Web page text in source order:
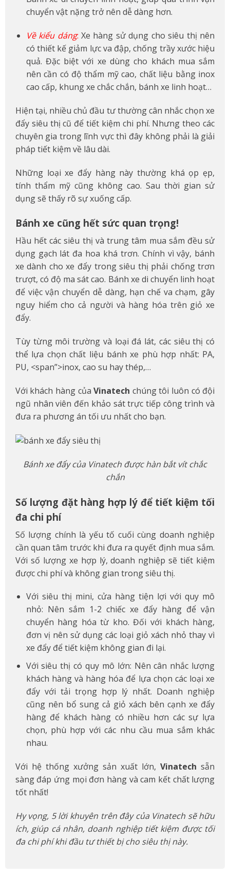
chuyển vật nặng trở nên dễ dàng hơn.
Về kiểu dáng: Xe hàng sử dụng cho siêu thị nên
có thiết kế giảm lực va đập, chống trầy xước hiệu
quả. Đặc biệt với xe dùng cho khách mua sắm
nên cần có độ thẩm mỹ cao, chất liệu bằng inox
cao cấp, khung xe chắc chắn, bánh xe linh hoạt…
Hiện tại, nhiều chủ đầu tư thường cân nhắc chọn xe
đẩy siêu thị cũ để tiết kiệm chi phí. Nhưng theo các
chuyên gia trong lĩnh vực thì đây không phải là giải
pháp tiết kiệm về lâu dài.
Những loại xe đẩy hàng này thường khá ọp ẹp,
tính thẩm mỹ cũng không cao. Sau thời gian sử
dụng sẽ thấy rõ sự xuống cấp.
Bánh xe cũng hết sức quan trọng!
Hầu hết các siêu thị và trung tâm mua sắm đều sử
dụng gạch lát đa hoa khá trơn. Chính vì vậy, bánh
xe dành cho xe đẩy trong siêu thị phải chống trơn
trượt, có độ ma sát cao. Bánh xe di chuyển linh hoạt
để việc vận chuyển dễ dàng, hạn chế va chạm, gây
nguy hiểm cho cả người và hàng hóa trên giỏ xe
đẩy.
Tùy từng môi trường và loại đá lát, các siêu thị có
thể lựa chọn chất liệu bánh xe phù hợp nhất: PA,
PU, <span”>inox, cao su hay thép,…
Với khách hàng củaVinatech chúng tôi luôn có đội
ngũ nhân viên đến khảo sát trực tiếp công trình và
đưa ra phương án tối ưu nhất cho bạn.
Bánh xe đẩy của Vinatech được hàn bắt vít chắc
chắn
Số lượng đặt hàng hợp lý để tiết kiệm tối
đa chi phí
Số lượng chính là yếu tố cuối cùng doanh nghiệp
cần quan tâm trước khi đưa ra quyết định mua sắm.
Với số lượng xe hợp lý, doanh nghiệp sẽ tiết kiệm
được chi phí và không gian trong siêu thị.
Với siêu thị mini, cửa hàng tiện lợi với quy mô
nhỏ: Nên sắm 1-2 chiếc xe đẩy hàng để vận
chuyển hàng hóa từ kho. Đối với khách hàng,
đơn vị nên sử dụng các loại giỏ xách nhỏ thay vì
xe đẩy để tiết kiệm không gian đi lại.
Với siêu thị có quy mô lớn: Nên cân nhắc lượng
khách hàng và hàng hóa để lựa chọn các loại xe
đẩy với tải trọng hợp lý nhất. Doanh nghiệp
cũng nên bổ sung cả giỏ xách bên cạnh xe đẩy
hàng để khách hàng có nhiều hơn các sự lựa
chọn, phù hợp với các nhu cầu mua sắm khác
nhau.
Với hệ thống xưởng sản xuất lớn,Vinatech sẵn
sàng đáp ứng mọi đơn hàng và cam kết chất lượng
tốt nhất!
Hy vọng, 5 lời khuyên trên đây của Vinatech sẽ hữu
ích, giúp cá nhân, doanh nghiệp tiết kiệm được tối
đa chi phí khi đầu tư thiết bị cho siêu thị này.